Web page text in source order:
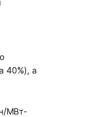
40%), а
МВт-